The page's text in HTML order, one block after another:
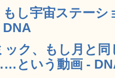
し宇宙ステーシ
DNA
ク、もし月と
という動画 -